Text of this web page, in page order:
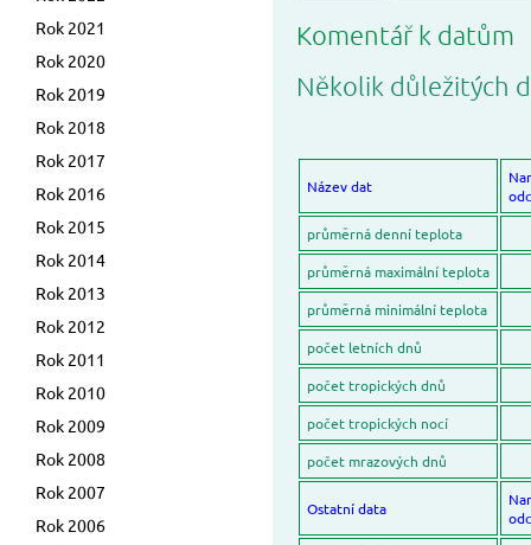
Rok 2021
Rok 2020
Rok 2019
Rok 2018
Rok 2017
Rok 2016
Rok 2015
Rok 2014
Rok 2013
Rok 2012
Rok 2011
Rok 2010
Rok 2009
Rok 2008
Rok 2007
Rok 2006
Komentář k datům
Několik důležitých
Název dat
průměrná denní teplota
průměrná maximální teplota
průměrná minimální teplota
počet letních dnů
počet tropických dnů
počet tropických nocí
počet mrazových dnů
Ostatní data